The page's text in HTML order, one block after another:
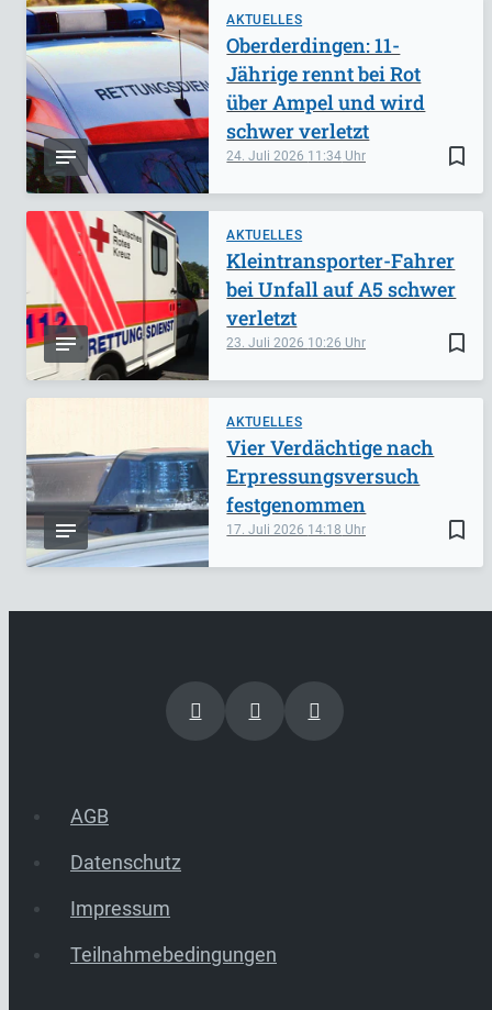
AKTUELLES
bookmark_border
24. Juli 2026 11:34
Oberderdingen: 11-
Jährige rennt bei Rot
über Ampel und wird
schwer verletzt
AKTUELLES
bookmark_border
23. Juli 2026 10:26
Kleintransporter-Fahrer
bei Unfall auf A5 schwer
verletzt
AKTUELLES
bookmark_border
17. Juli 2026 14:18
Vier Verdächtige nach
Erpressungsversuch
festgenommen
AGB
Datenschutz
Impressum
Teilnahmebedingungen